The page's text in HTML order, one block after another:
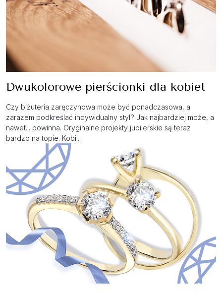
Dwukolorowe pierścionki dla kobiet
Czy biżuteria zaręczynowa może być ponadczasowa, a
zarazem podkreślać indywidualny styl? Jak najbardziej może, a
nawet... powinna. Oryginalne projekty jubilerskie są teraz
bardzo na topie. Kobi...